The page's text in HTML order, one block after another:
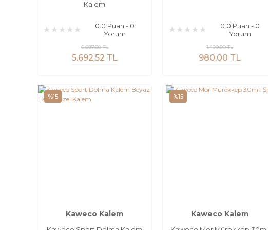
Kalem
0.0 Puan - 0
Yorum
5.692,52 TL
6.697,08 TL
0.0 Puan - 0
Yorum
980,00 TL
1.400,00 TL
%15
Kaweco Kalem
%15
Kaweco Kalem